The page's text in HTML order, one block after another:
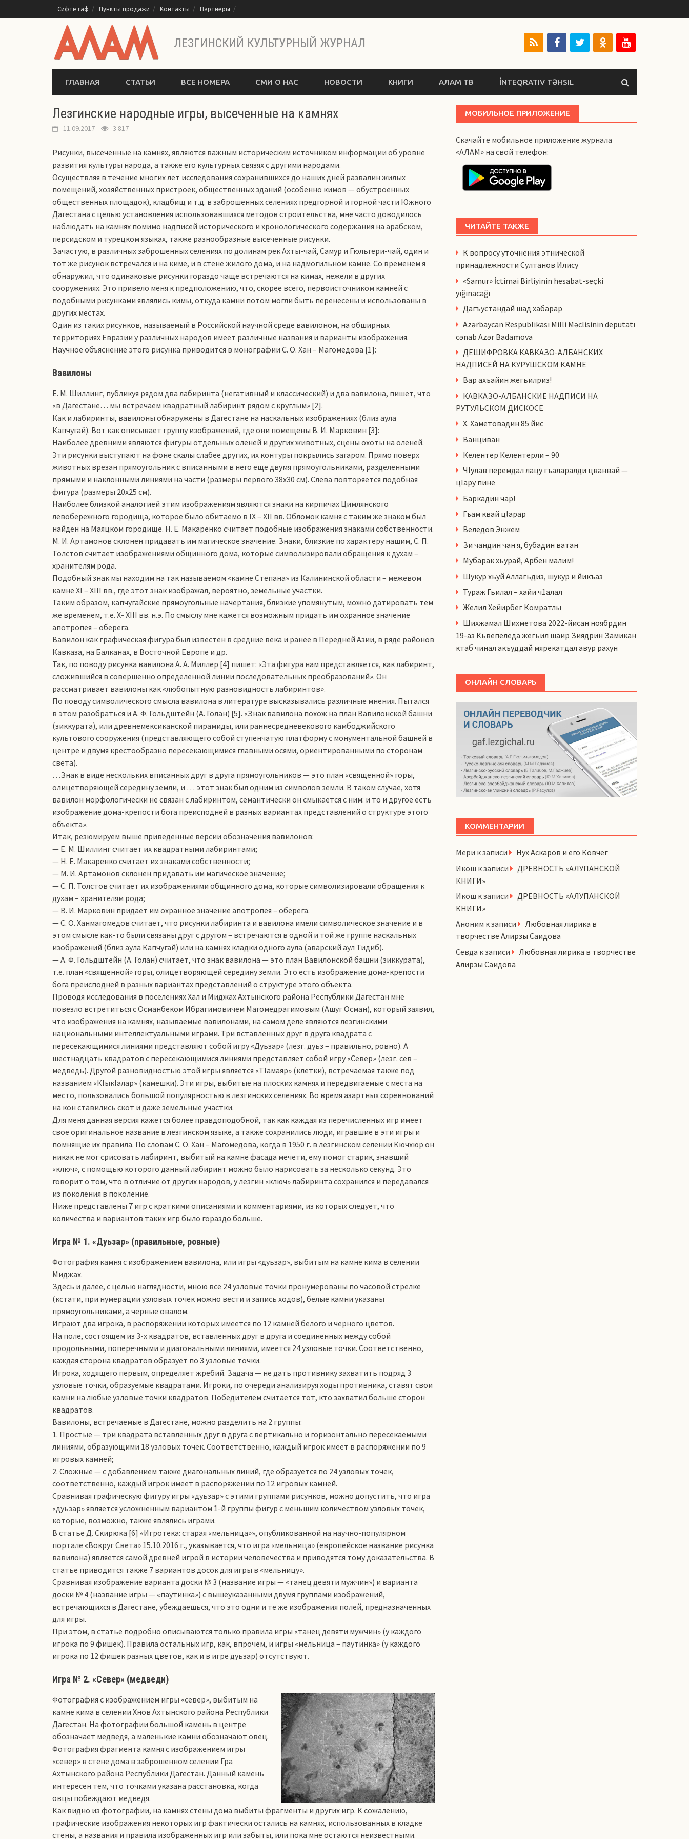
к
Сифте гаф Пункты продажи Контакты Партнеры
ЛЕЗГИНСКИЙ КУЛЬТУРНЫЙ ЖУРНАЛ
ГЛАВНАЯ СТАТЬИ ВСЕ НОМЕРА СМИ О НАС НОВОСТИ КНИГИ АЛАМ ТВ İNTEQRATIV TƏHSIL
Лезгинские народные игры, высеченные на камнях
11.09.2017 3 817
Рисунки, высеченные на камнях, являются важным историческим источником информации об уровне
развития культуры народа, а также его культурных связях с другими народами.
Осуществляя в течение многих лет исследования сохранившихся до наших дней развалин жилых
помещений, хозяйственных пристроек, общественных зданий (особенно кимов — обустроенных
общественных площадок), кладбищ и т.д. в заброшенных селениях предгорной и горной части Южного
Дагестана с целью установления использовавшихся методов строительства, мне часто доводилось
наблюдать на камнях помимо надписей исторического и хронологического содержания на арабском,
персидском и турецком языках, также разнообразные высеченные рисунки.
Зачастую, в различных заброшенных селениях по долинам рек Ахты-чай, Самур и Гюльгери-чай, один и
тот же рисунок встречался и на киме, и в стене жилого дома, и на надмогильном камне. Со временем я
обнаружил, что одинаковые рисунки гораздо чаще встречаются на кимах, нежели в других
сооружениях. Это привело меня к предположению, что, скорее всего, первоисточником камней с
подобными рисунками являлись кимы, откуда камни потом могли быть перенесены и использованы в
других местах.
Один из таких рисунков, называемый в Российской научной среде вавилоном, на обширных
территориях Евразии у различных народов имеет различные названия и варианты изображения.
Научное объяснение этого рисунка приводится в монографии С. О. Хан – Магомедова [1]:
Вавилоны
Е. М. Шиллинг, публикуя рядом два лабиринта (негативный и классический) и два вавилона, пишет, что
«в Дагестане… мы встречаем квадратный лабиринт рядом с круглым» [2].
Как и лабиринты, вавилоны обнаружены в Дагестане на наскальных изображениях (близ аула
Капчугай). Вот как описывает группу изображений, где они помещены В. И. Марковин [3]:
Наиболее древними являются фигуры отдельных оленей и других животных, сцены охоты на оленей.
Эти рисунки выступают на фоне скалы слабее других, их контуры покрылись загаром. Прямо поверх
животных врезан прямоугольник с вписанными в него еще двумя прямоугольниками, разделенными
прямыми и наклонными линиями на части (размеры первого 38х30 см). Слева повторяется подобная
фигура (размеры 20х25 см).
Наиболее близкой аналогией этим изображениям являются знаки на кирпичах Цимлянского
левобережного городища, которое было обитаемо в IX – XII вв. Обломок камня с таким же знаком был
найден на Маяцком городище. Н. Е. Макаренко считает подобные изображения знаками собственности.
М. И. Артамонов склонен придавать им магическое значение. Знаки, близкие по характеру нашим, С. П.
Толстов считает изображениями общинного дома, которые символизировали обращения к духам –
хранителям рода.
Подобный знак мы находим на так называемом «камне Степана» из Калининской области – межевом
камне XI – XIII вв., где этот знак изображал, вероятно, земельные участки.
Таким образом, капчугайские прямоугольные начертания, близкие упомянутым, можно датировать тем
же временем, т.е. X- XIII вв. н.э. По смыслу мне кажется возможным придать им охранное значение
апотропея – оберега.
Вавилон как графическая фигура был известен в средние века и ранее в Передней Азии, в ряде районов
Кавказа, на Балканах, в Восточной Европе и др.
Так, по поводу рисунка вавилона А. А. Миллер [4] пишет: «Эта фигура нам представляется, как лабиринт,
сложившийся в совершенно определенной линии последовательных преобразований». Он
рассматривает вавилоны как «любопытную разновидность лабиринтов».
По поводу символического смысла вавилона в литературе высказывались различные мнения. Пытался
в этом разобраться и А. Ф. Гольдштейн (А. Голан) [5]. «Знак вавилона похож на план Вавилонской башни
(зиккурата), или древнемексиканской пирамиды, или раннесредневекового камбоджийского
культового сооружения (представляющего собой ступенчатую платформу с монументальной башней в
центре и двумя крестообразно пересекающимися главными осями, ориентированными по сторонам
света).
…Знак в виде нескольких вписанных друг в друга прямоугольников — это план «священной» горы,
олицетворяющей середину земли, и … этот знак был одним из символов земли. В таком случае, хотя
вавилон морфологически не связан с лабиринтом, семантически он смыкается с ним: и то и другое есть
изображение дома-крепости бога преисподней в разных вариантах представлений о структуре этого
объекта».
Итак, резюмируем выше приведенные версии обозначения вавилонов:
— Е. М. Шиллинг считает их квадратными лабиринтами;
— Н. Е. Макаренко считает их знаками собственности;
— М. И. Артамонов склонен придавать им магическое значение;
— С. П. Толстов считает их изображениями общинного дома, которые символизировали обращения к
духам – хранителям рода;
— В. И. Марковин придает им охранное значение апотропея – оберега.
— С. О. Ханмагомедов считает, что рисунки лабиринта и вавилона имели символическое значение и в
этом смысле как-то были связаны друг с другом – встречаются в одной и той же группе наскальных
изображений (близ аула Капчугай) или на камнях кладки одного аула (аварский аул Тидиб).
— А. Ф. Гольдштейн (А. Голан) считает, что знак вавилона — это план Вавилонской башни (зиккурата),
т.е. план «священной» горы, олицетворяющей середину земли. Это есть изображение дома-крепости
бога преисподней в разных вариантах представлений о структуре этого объекта.
Проводя исследования в поселениях Хал и Миджах Ахтынского района Республики Дагестан мне
повезло встретиться с Османбеком Ибрагимовичем Магомедрагимовым (Ашуг Осман), который заявил,
что изображения на камнях, называемые вавилонами, на самом деле являются лезгинскими
национальными интеллектуальными играми. Три вставленных друг в друга квадрата с
пересекающимися линиями представляют собой игру «Дуьзар» (лезг. дуьз – правильно, ровно). А
шестнадцать квадратов с пересекающимися линиями представляет собой игру «Север» (лезг. сев –
медведь). Другой разновидностью этой игры является «ТIамаяр» (клетки), встречаемая также под
названием «КIыкIалар» (камешки). Эти игры, выбитые на плоских камнях и передвигаемые с места на
место, пользовались большой популярностью в лезгинских селениях. Во время азартных соревнований
на кон ставились скот и даже земельные участки.
Для меня данная версия кажется более правдоподобной, так как каждая из перечисленных игр имеет
свое оригинальное название в лезгинском языке, а также сохранились люди, игравшие в эти игры и
помнящие их правила. По словам С. О. Хан – Магомедова, когда в 1950 г. в лезгинском селении Кючхюр он
никак не мог срисовать лабиринт, выбитый на камне фасада мечети, ему помог старик, знавший
«ключ», с помощью которого данный лабиринт можно было нарисовать за несколько секунд. Это
говорит о том, что в отличие от других народов, у лезгин «ключ» лабиринта сохранился и передавался
из поколения в поколение.
Ниже представлены 7 игр с краткими описаниями и комментариями, из которых следует, что
количества и вариантов таких игр было гораздо больше.
Игра № 1. «Дуьзар» (правильные, ровные)
Фотография камня с изображением вавилона, или игры «дуьзар», выбитым на камне кима в селении
Миджах.
Здесь и далее, с целью наглядности, мною все 24 узловые точки пронумерованы по часовой стрелке
(кстати, при нумерации узловых точек можно вести и запись ходов), белые камни указаны
прямоугольниками, а черные овалом.
Играют два игрока, в распоряжении которых имеется по 12 камней белого и черного цветов.
На поле, состоящем из 3-х квадратов, вставленных друг в друга и соединенных между собой
продольными, поперечными и диагональными линиями, имеется 24 узловые точки. Соответственно,
каждая сторона квадратов образует по 3 узловые точки.
Игрока, ходящего первым, определяет жребий. Задача — не дать противнику захватить подряд 3
узловые точки, образуемые квадратами. Игроки, по очереди анализируя ходы противника, ставят свои
камни на любые узловые точки квадратов. Победителем считается тот, кто захватил больше сторон
квадратов.
Вавилоны, встречаемые в Дагестане, можно разделить на 2 группы:
1. Простые — три квадрата вставленных друг в друга с вертикально и горизонтально пересекаемыми
линиями, образующими 18 узловых точек. Соответственно, каждый игрок имеет в распоряжении по 9
игровых камней;
2. Сложные — с добавлением также диагональных линий, где образуется по 24 узловых точек,
соответственно, каждый игрок имеет в распоряжении по 12 игровых камней.
Сравнивая графическую фигуру игры «дуьзар» с этими группами рисунков, можно допустить, что игра
«дуьзар» является усложненным вариантом 1-й группы фигур с меньшим количеством узловых точек,
которые, возможно, также являлись играми.
В статье Д. Скирюка [6] «Игротека: старая «мельница»», опубликованной на научно-популярном
портале «Вокруг Света» 15.10.2016 г., указывается, что игра «мельница» (европейское название рисунка
вавилона) является самой древней игрой в истории человечества и приводятся тому доказательства. В
статье приводится также 7 вариантов досок для игры в «мельницу».
Сравнивая изображение варианта доски № 3 (название игры — «танец девяти мужчин») и варианта
доски № 4 (название игры — «паутинка») с вышеуказанными двумя группами изображений,
встречающихся в Дагестане, убеждаешься, что это одни и те же изображения полей, предназначенных
для игры.
При этом, в статье подробно описываются только правила игры «танец девяти мужчин» (у каждого
игрока по 9 фишек). Правила остальных игр, как, впрочем, и игры «мельница – паутинка» (у каждого
игрока по 12 фишек разных цветов, как и в игре дуьзар) отсутствуют.
Игра № 2. «Север» (медведи)
Фотография с изображением игры «север», выбитым на
камне кима в селении Хнов Ахтынского района Республики
Дагестан. На фотографии большой камень в центре
обозначает медведя, а маленькие камни обозначают овец.
Фотография фрагмента камня с изображением игры
«север» в стене дома в заброшенном селении Гра
Ахтынского района Республики Дагестан. Данный камень
интересен тем, что точками указана расстановка, когда
овцы побеждают медведя.
Как видно из фотографии, на камнях стены дома выбиты фрагменты и других игр. К сожалению,
графические изображения некоторых игр фактически остались на камнях, использованных в кладке
стены, а названия и правила изображенных игр или забыты, или пока мне остаются неизвестными.
МОБИЛЬНОЕ ПРИЛОЖЕНИЕ
Скачайте мобильное приложение журнала
«АЛАМ» на свой телефон:
ЧИТАЙТЕ ТАКЖЕ
К вопросу уточнения этнической
принадлежности Султанов Илису
«Samur» İctimai Birliyinin hesabat-seçki
yığınacağı
Дагъустандай шад хабарар
Azərbaycan Respublikası Milli Məclisinin deputatı
cənab Azər Badamova
ДЕШИФРОВКА КАВКАЗО-АЛБАНСКИХ
НАДПИСЕЙ НА КУРУШСКОМ КАМНЕ
Вар ахъайин жегьилриз!
КАВКАЗО-АЛБАНСКИЕ НАДПИСИ НА
РУТУЛЬСКОМ ДИСКОСЕ
Х. Хаметовадин 85 йис
Ванциван
Келентер Келентерли – 90
ЧIулав перемдал лацу гъаларалди цванвай —
цIару пине
Баркадин чар!
Гъам квай цlарар
Веледов Энжем
Зи чандин чан я, бубадин ватан
Мубарак хьурай, Арбен малим!
Шукур хьуй Аллагьдиз, шукур и йикъаз
Тураж Гьилал – хайи ч1алал
Желил Хейирбег Комратлы
Шихжамал Шихметова 2022-йисан ноябрдин
19-аз Кьвепеледа жегьил шаир Зиядрин Замикан
ктаб чинал акъуддай мярекатдал авур рахун
ОНЛАЙН СЛОВАРЬ
КОММЕНТАРИИ
Мери к записи
Нух Аскаров и его Ковчег
Икош к записи
ДРЕВНОСТЬ «АЛУПАНСКОЙ
КНИГИ»
Икош к записи
ДРЕВНОСТЬ «АЛУПАНСКОЙ
КНИГИ»
Аноним к записи
Любовная лирика в
творчестве Алирзы Саидова
Севда к записи
Любовная лирика в творчестве
Алирзы Саидова